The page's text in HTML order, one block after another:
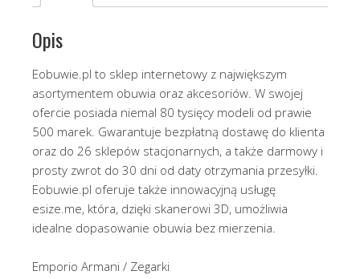
Opis
Eobuwie.pl to sklep internetowy z największym
asortymentem obuwia oraz akcesoriów. W swojej
ofercie posiada niemal 80 tysięcy modeli od prawie
500 marek. Gwarantuje bezpłatną dostawę do klienta
oraz do 26 sklepów stacjonarnych, a także darmowy i
prosty zwrot do 30 dni od daty otrzymania przesyłki.
Eobuwie.pl oferuje także innowacyjną usługę
esize.me, która, dzięki skanerowi 3D, umożliwia
idealne dopasowanie obuwia bez mierzenia.
Emporio Armani / Zegarki